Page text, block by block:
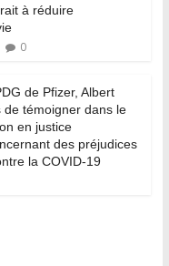
à réduire
0
de Pfizer, Albert
de témoigner dans le
en justice
des préjudices
la COVID-19